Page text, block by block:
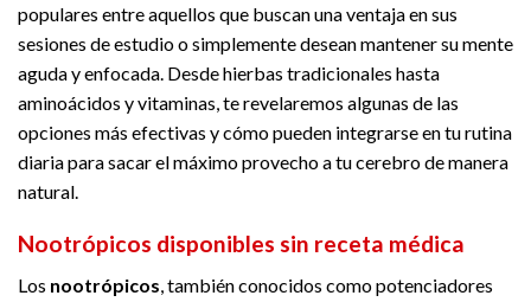
populares entre aquellos que buscan una ventaja en sus
sesiones de estudio o simplemente desean mantener su mente
aguda y enfocada. Desde hierbas tradicionales hasta
aminoácidos y vitaminas, te revelaremos algunas de las
opciones más efectivas y cómo pueden integrarse en tu rutina
diaria para sacar el máximo provecho a tu cerebro de manera
natural.
Nootrópicos disponibles sin receta médica
Los nootrópicos, también conocidos como potenciadores